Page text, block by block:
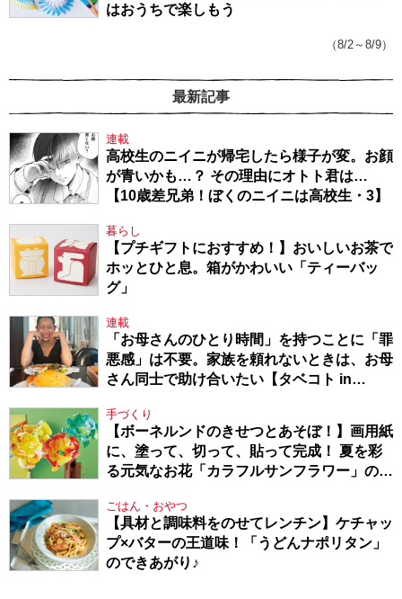
はおうちで楽しもう
（8/2～8/9）
最新記事
連載
高校生のニイニが帰宅したら様子が変。お顔
が青いかも…？ その理由にオトト君は…
【10歳差兄弟！ぼくのニイニは高校生・3】
暮らし
【プチギフトにおすすめ！】おいしいお茶で
ホッとひと息。箱がかわいい「ティーバッ
グ」
連載
「お母さんのひとり時間」を持つことに「罪
悪感」は不要。家族を頼れないときは、お母
さん同士で助け合いたい【タベコト in
手づくり
【ボーネルンドのきせつとあそぼ！】画用紙
に、塗って、切って、貼って完成！ 夏を彩
る元気なお花「カラフルサンフラワー」の作
ごはん・おやつ
【具材と調味料をのせてレンチン】ケチャッ
プ×バターの王道味！「うどんナポリタン」
のできあがり♪